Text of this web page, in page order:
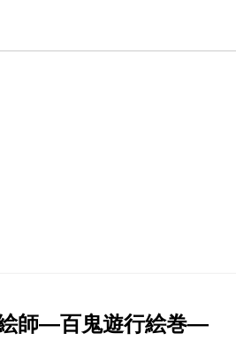
師―百鬼遊行絵巻―